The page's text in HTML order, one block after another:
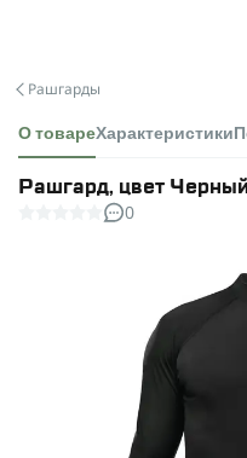
Рашгарды
О товареХарактеристики
Рашгард, цвет
0